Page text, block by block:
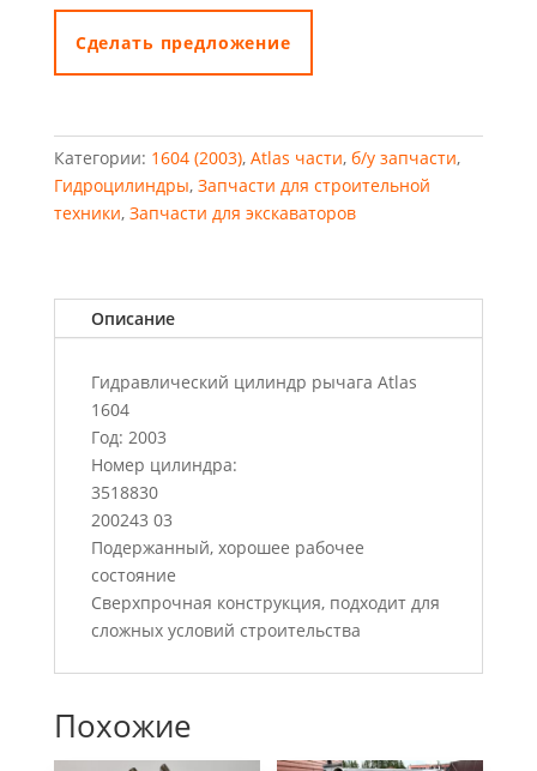
цилиндр
рычага
Atlas
Cделать предложение
Категории: 1604 (2003), Atlas части, б/у запчасти,
Гидроцилиндры, Запчасти для строительной
техники, Запчасти для экскаваторов
Описание
Гидравлический цилиндр рычага Atlas
1604
Год: 2003
Номер цилиндра:
3518830
200243 03
Подержанный, хорошее рабочее
состояние
Сверхпрочная конструкция, подходит для
сложных условий строительства
Похожие